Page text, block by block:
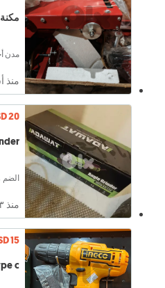
مدن
منذ
20
الضم
منذ ٣ أسابيع
15
c